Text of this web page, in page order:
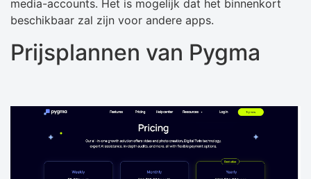
media-accounts. Het is mogelijk dat het binnenkort
beschikbaar zal zijn voor andere apps.
Prijsplannen van Pygma